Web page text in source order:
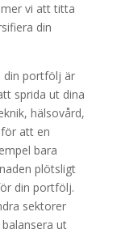
vi att titta
din
din portfölj är
sprida ut dina
hälsovård,
att en
bara
plötsligt
din portfölj.
sektorer
ut